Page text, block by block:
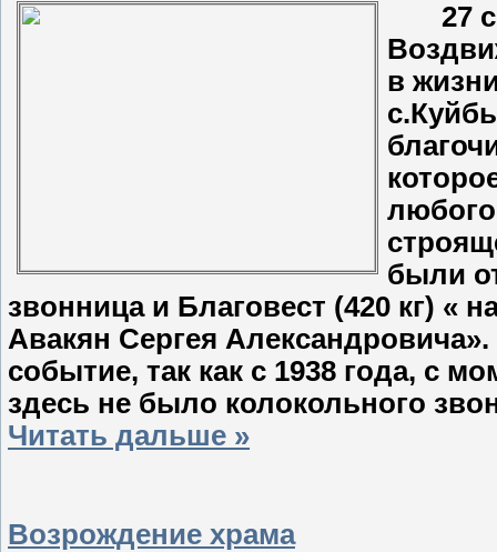
27
в
были
звонница и Благовест (420 кг) «
Авакян Сергея
событие, так как с 1938 года, с
здесь не было колокольного
Читать дальше »
Возрождение храма